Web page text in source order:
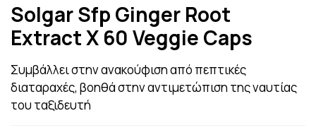
Solgar Sfp Ginger Root
Extract X 60 Veggie Caps
Συμβάλλει στην ανακούφιση από πεπτικές
διαταραχές, βοηθά στην αντιμετώπιση της ναυτίας
του ταξιδευτή